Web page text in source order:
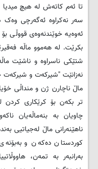
تا ئەم کاتەش لە هیچ میدیا
سەر نەکراوە ئەگەرچی وەک
ئەوەیە خوێندنەوەی قووڵی
بکرێت. لە هەموو ماڵە
شتێکی ناسراوە و ناشێت
نەزانێت "شیرکەت و شیرکەت
ماڵ ناچارن ژن و منداڵی
تر بکەن بۆ کرێکاری کردن
چاویان بە بنەماڵەیان
ناهێنەرانی ماڵ لەجیاتیی
کوردستان دەکەن و
بەرانبەر بە تمەن،